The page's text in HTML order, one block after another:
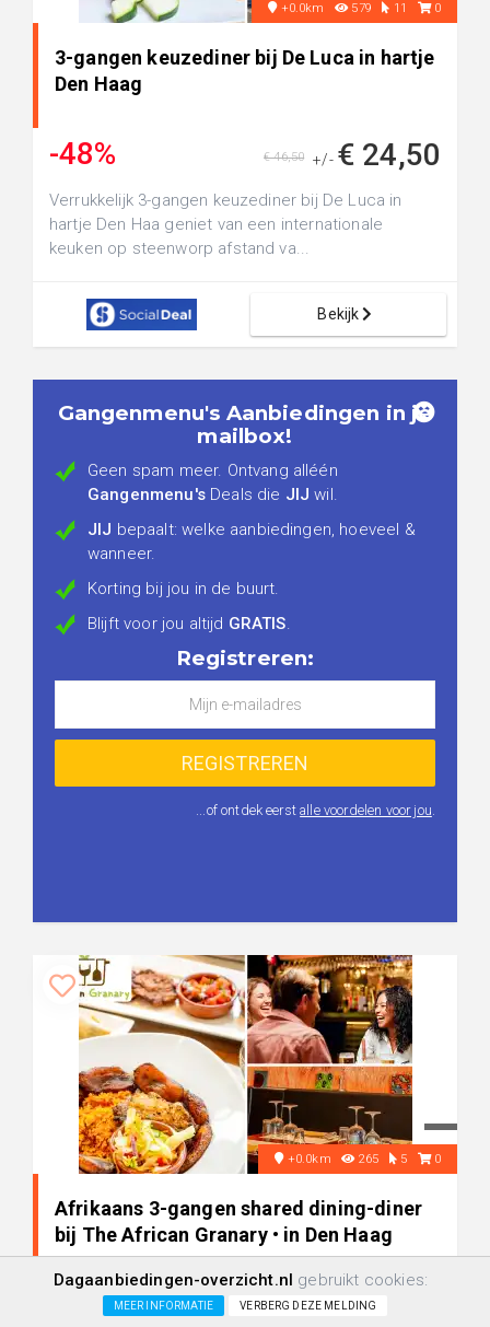
+0.0km 579 11 0
3-gangen keuzediner bij De Luca in hartje
Den Haag
-48% +/- € 24,50
€ 46,50
Verrukkelijk 3-gangen keuzediner bij De Luca in
hartje Den Haa geniet van een internationale
keuken op steenworp afstand va...
Bekijk
Gangenmenu's Aanbiedingen in je
mailbox!
Geen spam meer. Ontvang alléén
Gangenmenu'sDeals die JIJ wil.
JIJ bepaalt: welke aanbiedingen, hoeveel &
wanneer.
Korting bij jou in de buurt.
Blijft voor jou altijd GRATIS.
Registreren:
...of ontdek eerstalle voordelen voor jou.
+0.0km 265 5 0
Afrikaans 3-gangen shared dining-diner
bij The African Granary • in Den Haag
-38% +/-€ 24,50
€ 39,50
Dagaanbiedingen-overzicht.nl gebruikt cookies:
MEER INFORMATIE VERBERG DEZE MELDING